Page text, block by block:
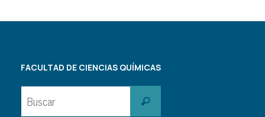
FACULTAD DE CIENCIAS QUÍMICAS
Buscar